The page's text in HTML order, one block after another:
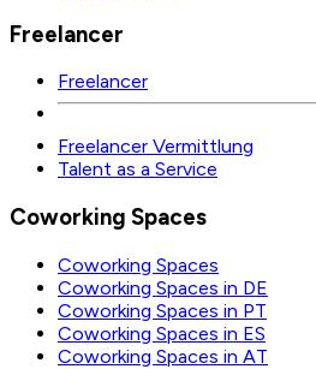
Freelancer
Freelancer
Freelancer Vermittlung
Talent as a Service
Coworking Spaces
Coworking Spaces
Coworking Spaces in DE
Coworking Spaces in PT
Coworking Spaces in ES
Coworking Spaces in AT